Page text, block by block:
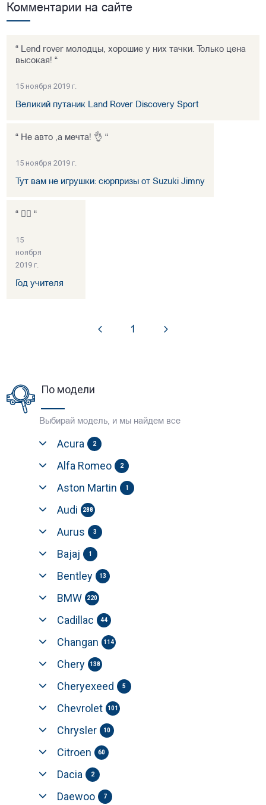
Комментарии на сайте
“ Lend rover молодцы, хорошие у них тачки. Только цена
высокая! “
15 ноября 2019 г.
Великий путаник Land Rover Discovery Sport
“ Не авто ,а мечта! 👌 “
15 ноября 2019 г.
Тут вам не игрушки: сюрпризы от Suzuki Jimny
“ 👍🏻 “
15
ноября
2019 г.
Год учителя
1
По модели
Выбирай модель, и мы найдем все
Acura 2
Alfa Romeo 2
Aston Martin 1
Audi 288
Aurus 3
Bajaj 1
Bentley 13
BMW 220
Cadillac 44
Changan 114
Chery 138
Cheryexeed 5
Chevrolet 101
Chrysler 10
Citroen 60
Dacia 2
Daewoo 7